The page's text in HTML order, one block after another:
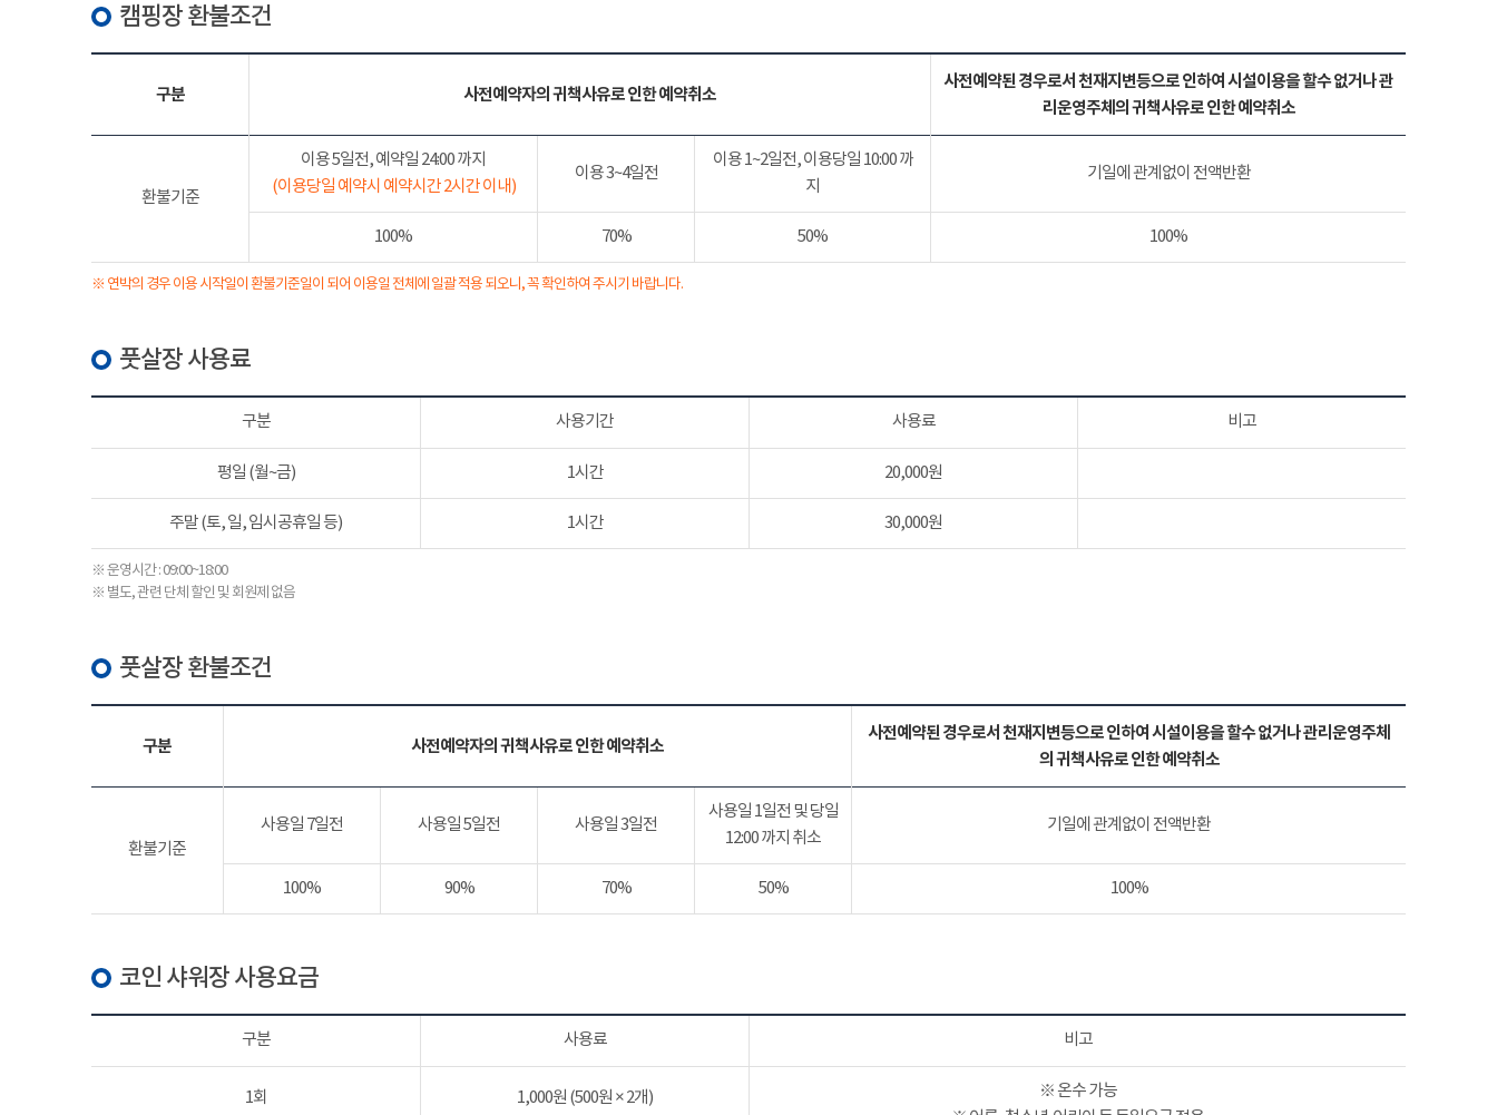
캠핑장 환불조건
구분 사전예약자의 귀책사유로 인한 예약취소
사전예약된 경우로서 천재지변등으로 인하여 시설이용을 할수 없거나 관
리운영주체의 귀책사유로 인한 예약취소
환불기준
이용 5일전, 예약일 24:00 까지
(이용당일 예약시 예약시간 2시간 이내)
이용 3~4일전
이용 1~2일전, 이용당일 10:00 까
지
기일에 관계없이 전액반환
100% 70% 50% 100%
※ 연박의 경우 이용 시작일이 환불기준일이 되어 이용일 전체에 일괄 적용 되오니, 꼭 확인하여 주시기 바랍니다.
풋살장 사용료
구분 사용기간 사용료 비고
평일 (월~금) 1시간 20,000원
주말 (토, 일, 임시공휴일 등) 1시간 30,000원
※ 운영시간 : 09:00~18:00
※ 별도, 관련 단체 할인 및 회원제 없음
풋살장 환불조건
구분 사전예약자의 귀책사유로 인한 예약취소
사전예약된 경우로서 천재지변등으로 인하여 시설이용을 할수 없거나 관리운영주체
의 귀책사유로 인한 예약취소
환불기준
사용일 7일전 사용일 5일전 사용일 3일전
사용일 1일전 및 당일
12:00 까지 취소
기일에 관계없이 전액반환
100% 90% 70% 50% 100%
코인 샤워장 사용요금
구분 사용료 비고
1회 1,000원 (500원 × 2개)
※ 온수 가능